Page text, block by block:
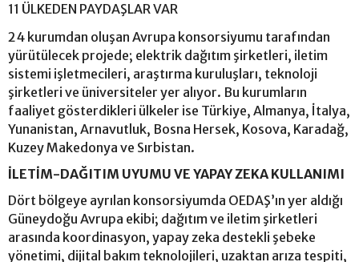
11 ÜLKEDEN PAYDAŞLAR VAR
24 kurumdan oluşan Avrupa konsorsiyumu tarafından
yürütülecek projede; elektrik dağıtım şirketleri, iletim
sistemi işletmecileri, araştırma kuruluşları, teknoloji
şirketleri ve üniversiteler yer alıyor. Bu kurumların
faaliyet gösterdikleri ülkeler ise Türkiye, Almanya, İtalya,
Yunanistan, Arnavutluk, Bosna Hersek, Kosova, Karadağ,
Kuzey Makedonya ve Sırbistan.
İLETİM-DAĞITIM UYUMU VE YAPAY ZEKA KULLANIMI
Dört bölgeye ayrılan konsorsiyumda OEDAŞ’ın yer aldığı
Güneydoğu Avrupa ekibi; dağıtım ve iletim şirketleri
arasında koordinasyon, yapay zeka destekli şebeke
yönetimi, dijital bakım teknolojileri, uzaktan arıza tespiti,